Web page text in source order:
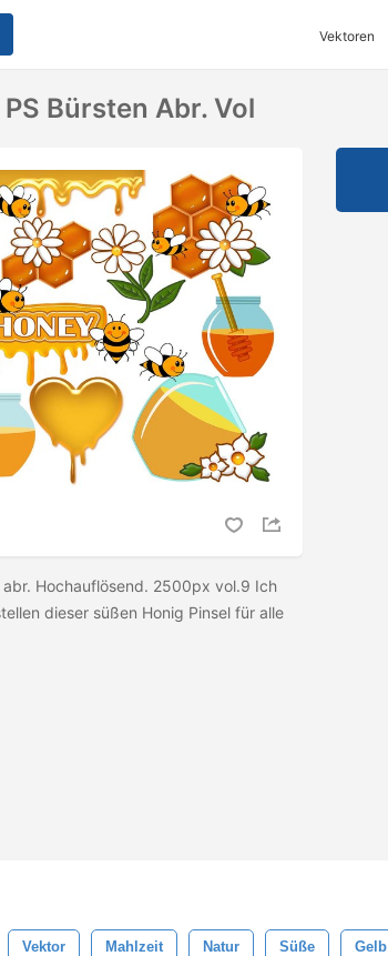
Vektoren
Bürsten Abr. Vol
Hochauflösend. 2500px vol.9 Ich
dieser süßen Honig Pinsel für alle
Vektor Mahlzeit Natur Süße Gelb